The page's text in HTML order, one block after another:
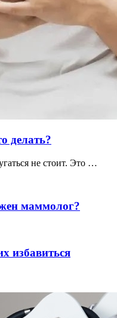
делать?
не стоит. Это …
маммолог?
избавиться